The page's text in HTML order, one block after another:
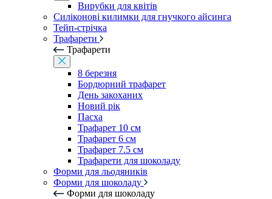
Вирубки для квітів
Силіконові килимки для гнучкого айсинга
Тейп-стрічка
Трафарети
Трафарети
8 березня
Бордюрний трафарет
День закоханих
Новий рік
Пасха
Трафарет 10 см
Трафарет 6 см
Трафарет 7.5 см
Трафарети для шоколаду
Форми для льодяників
Форми для шоколаду
Форми для шоколаду